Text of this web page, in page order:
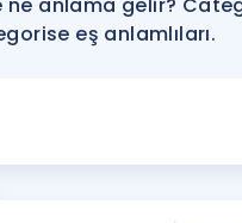
YDS ve YÖKDİL'e
Tüm ÖSYM
eş anlamlıları.